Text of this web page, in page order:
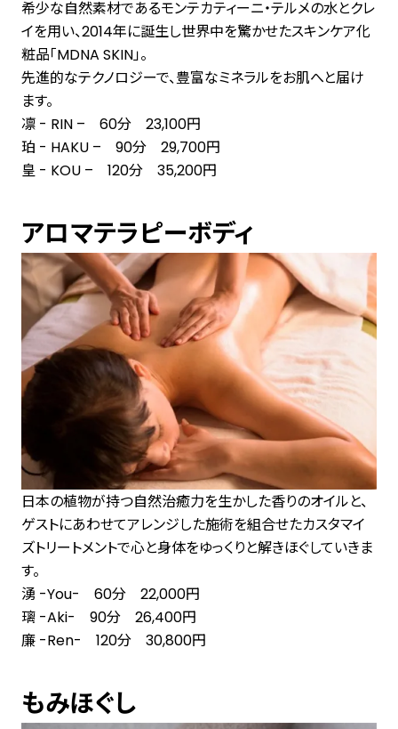
希少な自然素材であるモンテカティーニ・テルメの水とクレ
イを用い、2014年に誕生し世界中を驚かせたスキンケア化
粧品「MDNA SKIN」。
先進的なテクノロジーで、豊富なミネラルをお肌へと届け
ます。
凛 - RIN – 60分 23,100円
珀 - HAKU – 90分 29,700円
皇 - KOU – 120分 35,200円
アロマテラピーボディ
日本の植物が持つ自然治癒力を生かした香りのオイルと、
ゲストにあわせてアレンジした施術を組合せたカスタマイ
ズトリートメントで心と身体をゆっくりと解きほぐしていきま
す。
湧 -You- 60分 22,000円
璃 -Aki- 90分 26,400円
廉 -Ren- 120分 30,800円
もみほぐし